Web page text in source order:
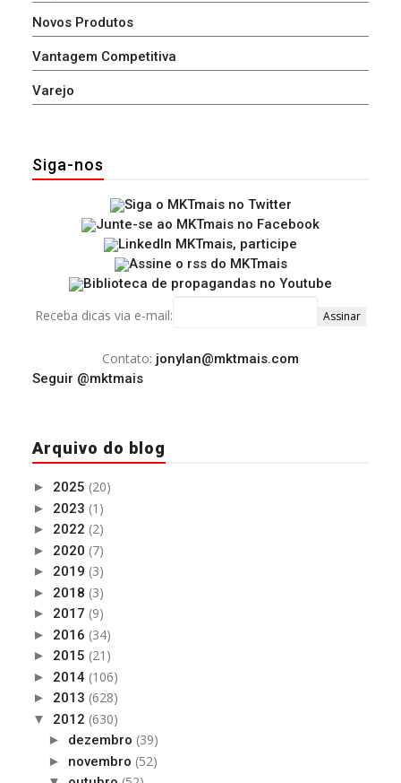
Novos Produtos
Vantagem Competitiva
Varejo
Siga-nos
Receba dicas via e-mail:
Contato: jonylan@mktmais.com
Seguir @mktmais
Arquivo do blog
► 2025 (20)
► 2023 (1)
► 2022 (2)
► 2020 (7)
► 2019 (3)
► 2018 (3)
► 2017 (9)
► 2016 (34)
► 2015 (21)
► 2014 (106)
► 2013 (628)
▼ 2012 (630)
► dezembro (39)
► novembro (52)